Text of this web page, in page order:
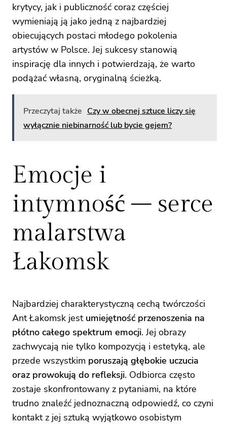
krytycy, jak i publiczność coraz częściej
wymieniają ją jako jedną z najbardziej
obiecujących postaci młodego pokolenia
artystów w Polsce. Jej sukcesy stanowią
inspirację dla innych i potwierdzają, że warto
podążać własną, oryginalną ścieżką.
Przeczytaj także Czy w obecnej sztuce liczy się
wyłącznie niebinarność lub bycie gejem?
Emocje i
intymność – serce
malarstwa
Łakomsk
Najbardziej charakterystyczną cechą twórczości
Ant Łakomsk jest umiejętność przenoszenia na
płótno całego spektrum emocji. Jej obrazy
zachwycają nie tylko kompozycją i estetyką, ale
przede wszystkim poruszają głębokie uczucia
oraz prowokują do refleksji. Odbiorca często
zostaje skonfrontowany z pytaniami, na które
trudno znaleźć jednoznaczną odpowiedź, co czyni
kontakt z jej sztuką wyjątkowo osobistym